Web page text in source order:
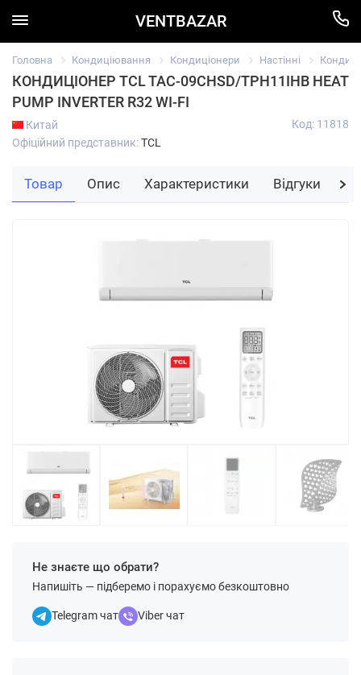
VENTBAZAR
Головна Кондиціювання Кондиціонери Настінні
КОНДИЦІОНЕР TCL TAC-09CHSD/TPH11IHB HEAT
PUMP INVERTER R32 WI-FI
Китай
Офіційний представник:TCL
Код: 11818
Не знаєте що обрати?
Напишіть — підберемо і порахуємо безкоштовно
Telegram чат Viber чат
Товар Опис Характеристики Відгуки